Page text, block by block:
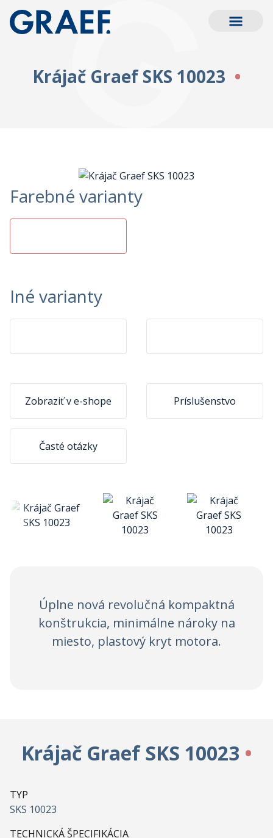
Krájač Graef SKS 10023
Farebné varianty
Iné varianty
Zobraziť v e-shope Príslušenstvo
Časté otázky
Úplne nová revolučná kompaktná
konštrukcia, minimálne nároky na
miesto, plastový kryt motora.
Krájač Graef SKS 10023
TYP
SKS 10023
TECHNICKÁ ŠPECIFIKÁCIA